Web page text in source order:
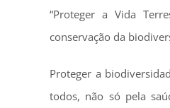
“Proteger a Vida
conservação da
Proteger a
todos, não só pela